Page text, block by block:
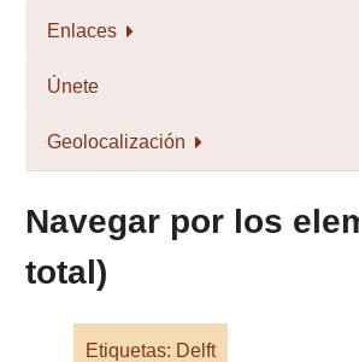
Enlaces
Únete
Geolocalización
Navegar por los
total)
Etiquetas: Delft